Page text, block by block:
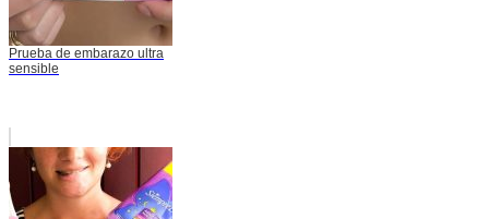
Prueba de embarazo ultra
sensible